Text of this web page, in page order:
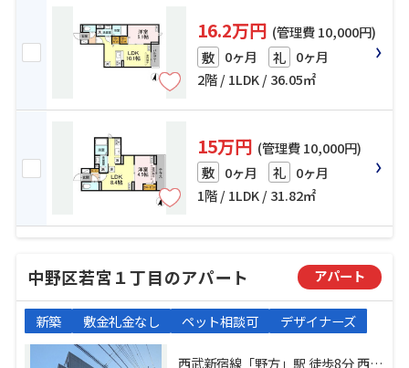
16.2万円 (管理費 10,000円)
敷 0ヶ月 礼 0ヶ月
2階 / 1LDK / 36.05㎡
15万円 (管理費 10,000円)
敷 0ヶ月 礼 0ヶ月
1階 / 1LDK / 31.82㎡
中野区若宮１丁目のアパート アパート
新築 敷金礼金なし ペット相談可 デザイナーズ
西武新宿線「野方」駅 徒歩8分 西武